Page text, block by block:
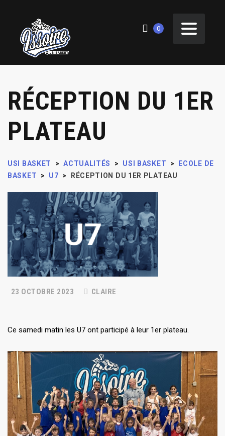
0
RÉCEPTION DU 1ER
PLATEAU
USI BASKET > ACTUALITÉS > USI BASKET >
ECOLE DE
BASKET
> U7 > RÉCEPTION DU 1ER PLATEAU
23 OCTOBRE 2023 CLAIRE
Ce samedi matin les U7 ont participé à leur 1er plateau.